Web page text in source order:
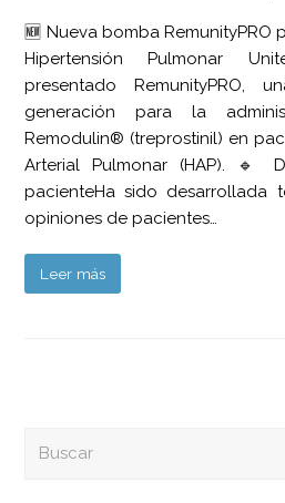
🆕 Nueva bomba RemunityPRO
Hipertensión Pulmonar
presentado RemunityPRO,
generación para la
Remodulin® (treprostinil) en
Arterial Pulmonar (HAP). 🔹
pacienteHa sido desarrollada
opiniones de pacientes…
Leer más